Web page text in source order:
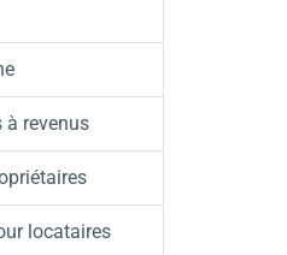
à revenus
locataires